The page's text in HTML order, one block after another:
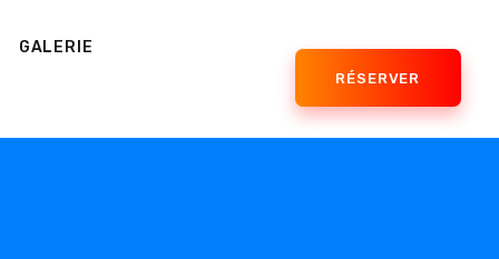
GALERIE
RÉSERVER